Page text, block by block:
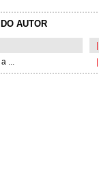
AUTOR
...